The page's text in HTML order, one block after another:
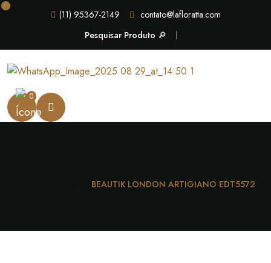
(11) 95367-2149
contato@lafloratta.com
Pesquisar Produto 🔎
0
BEAUTIK LONDON ARTIGIANO EDT5572